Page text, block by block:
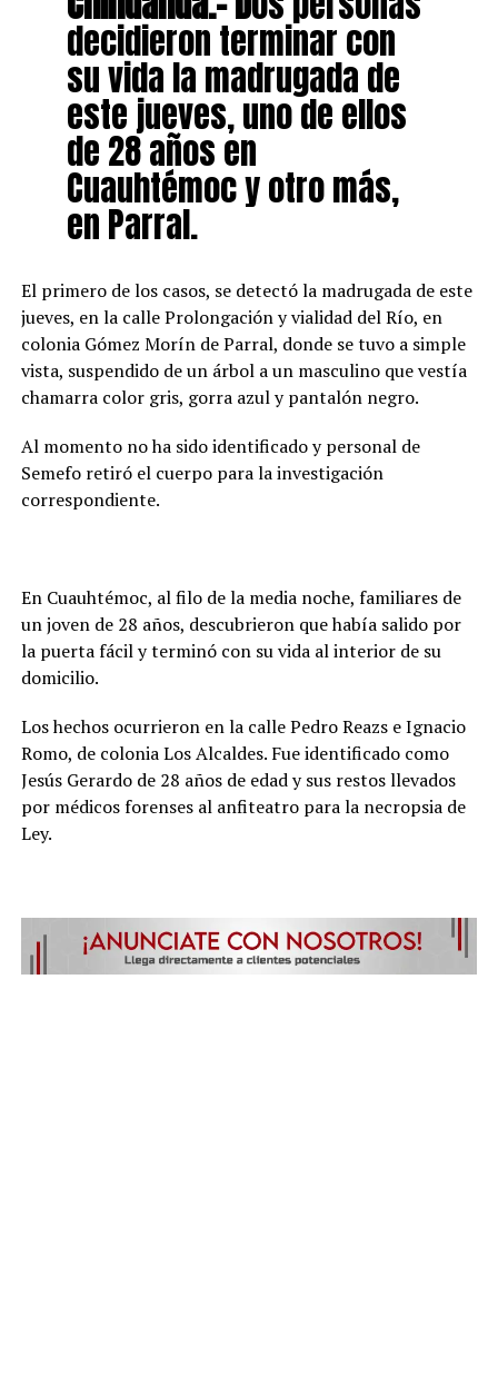
decidieron terminar con
su vida la madrugada de
este jueves, uno de ellos
de 28 años en
Cuauhtémoc y otro más,
en Parral.
El primero de los casos, se detectó la madrugada de este
jueves, en la calle Prolongación y vialidad del Río, en
colonia Gómez Morín de Parral, donde se tuvo a simple
vista, suspendido de un árbol a un masculino que vestía
chamarra color gris, gorra azul y pantalón negro.
Al momento no ha sido identificado y personal de
Semefo retiró el cuerpo para la investigación
correspondiente.
En Cuauhtémoc, al filo de la media noche, familiares de
un joven de 28 años, descubrieron que había salido por
la puerta fácil y terminó con su vida al interior de su
domicilio.
Los hechos ocurrieron en la calle Pedro Reazs e Ignacio
Romo, de colonia Los Alcaldes. Fue identificado como
Jesús Gerardo de 28 años de edad y sus restos llevados
por médicos forenses al anfiteatro para la necropsia de
Ley.